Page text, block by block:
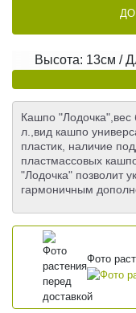
Высота: 13см /
Кашпо "Лодочка",вес
л.,вид кашпо
пластик, наличие
пластмассовых
"Лодочка" позволит
гармоничным
Фото